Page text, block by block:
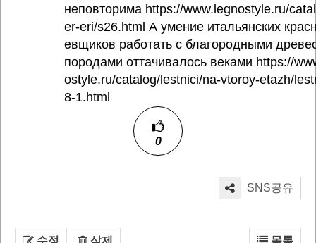
неповторима https://www.legnostyle.ru/
er-eri/s26.html А умение итальянских
евщиков работать с благородными
породами оттачивалось веками https://
ostyle.ru/catalog/lestnici/na-vtoroy-etazh/
8-1.html
0
SNS공유